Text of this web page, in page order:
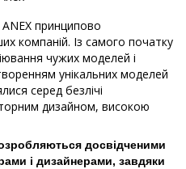
ANEX принципово
компаній. Із самого початку
чужих моделей і
унікальних моделей
серед безлічі
дизайном, високою
досвідченими
і дизайнерами, завдяки